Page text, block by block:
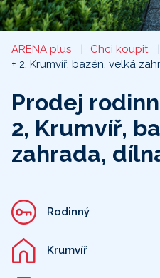
ARENA plus Chci koupit
+ 2, Krumvíř, bazén, velká
Prodej
2, Krumvíř,
zahrada,
Rodinný
Krumvíř